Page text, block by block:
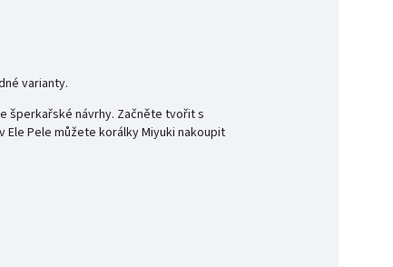
varianty.
šperkařské návrhy. Začněte tvořit s
Ele Pele můžete korálky Miyuki nakoupit